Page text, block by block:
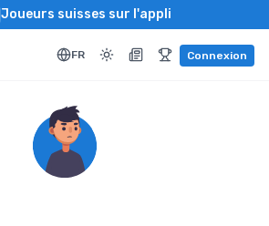
Joueurs suisses sur l'appli
FR Connexion